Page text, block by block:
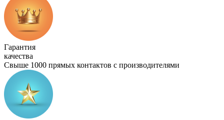
Гарантия
качества
Свыше 1000 прямых контактов с производителями